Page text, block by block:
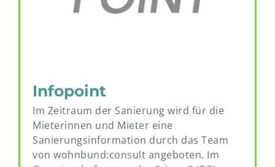
Infopoint
Im Zeitraum der Sanierung wird für die
Mieterinnen und Mieter eine
Sanierungsinformation durch das Team
von wohnbund:consult angeboten. Im